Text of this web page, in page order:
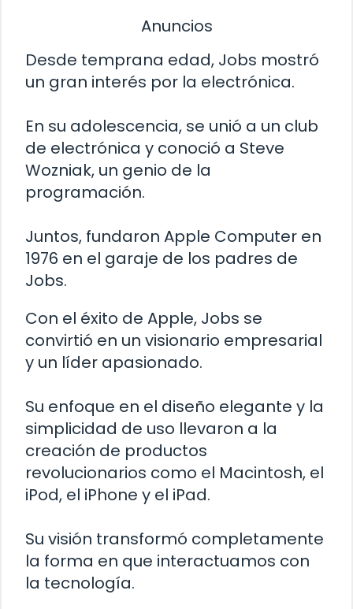
Anuncios
Desde temprana edad, Jobs mostró
un gran interés por la electrónica.
En su adolescencia, se unió a un club
de electrónica y conoció a Steve
Wozniak, un genio de la
programación.
Juntos, fundaron Apple Computer en
1976 en el garaje de los padres de
Jobs.
Con el éxito de Apple, Jobs se
convirtió en un visionario empresarial
y un líder apasionado.
Su enfoque en el diseño elegante y la
simplicidad de uso llevaron a la
creación de productos
revolucionarios como el Macintosh, el
iPod, el iPhone y el iPad.
Su visión transformó completamente
la forma en que interactuamos con
la tecnología.